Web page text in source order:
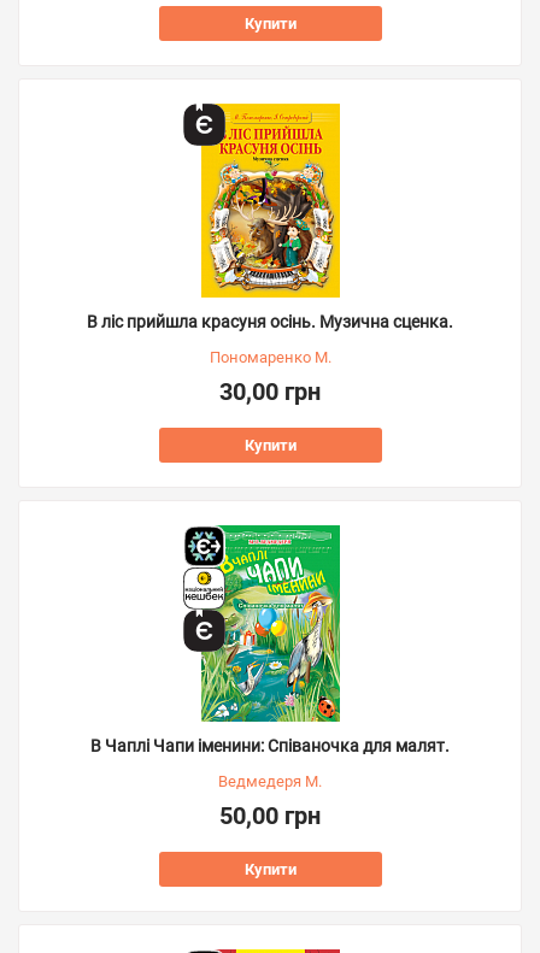
Купити
В ліс прийшла красуня осінь. Музична сценка.
Пономаренко М.
30,00 грн
Купити
В Чаплі Чапи іменини: Співаночка для малят.
Ведмедеря М.
50,00 грн
Купити